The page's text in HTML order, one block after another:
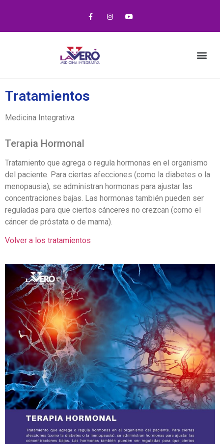
Tratamientos
Medicina Integrativa
Terapia Hormonal
Tratamiento que agrega o regula hormonas en el organismo
del paciente. Para ciertas afecciones (como la diabetes o la
menopausia), se administran hormonas para ajustar las
concentraciones bajas. Las hormonas también pueden ser
reguladas para que ciertos cánceres no crezcan (como el
cáncer de próstata o de mama).
Volver a los tratamientos